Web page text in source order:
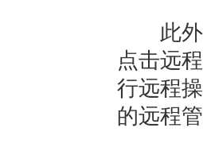
此外，
点击远
行远程
的远程